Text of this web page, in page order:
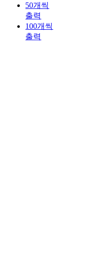
50개씩
출력
100개씩
출력